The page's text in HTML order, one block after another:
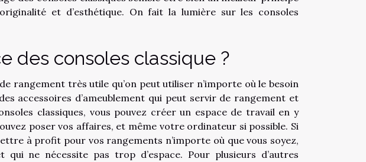
et d’esthétique. On fait la lumière sur les consoles
des consoles classique ?
rangement très utile qu’on peut utiliser n’importe où le besoin
accessoires d’ameublement qui peut servir de rangement et
classiques, vous pouvez créer un espace de travail en y
poser vos affaires, et même votre ordinateur si possible. Si
à profit pour vos rangements n’importe où que vous soyez,
ne nécessite pas trop d’espace. Pour plusieurs d’autres